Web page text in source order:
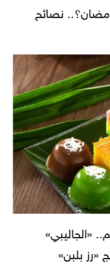
نصائح
«الجاليبي»
«رز بلبن»